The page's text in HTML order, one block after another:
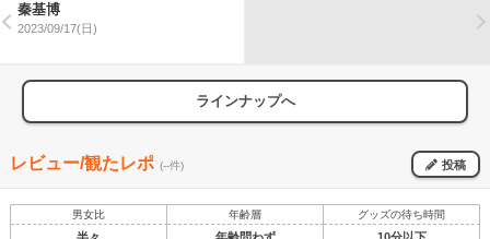
秦基博
2023/09/17(日)
ラインナップへ
レビュー/観たレポ (--件) 投稿
男女比 年齢層 グッズの待ち時間